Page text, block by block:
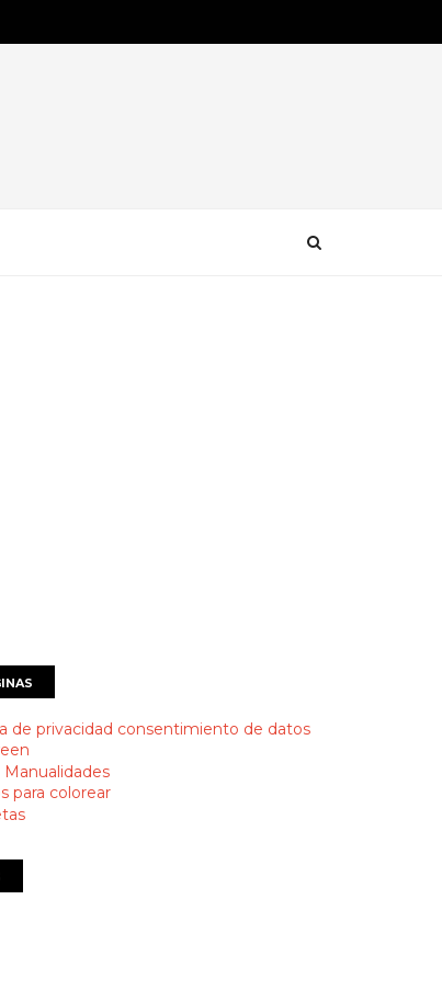
de privacidad consentimiento de datos
Manualidades
para colorear